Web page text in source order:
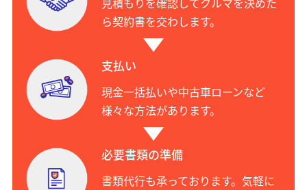
ら契約書を交わします。
支払い
現金一括払いや中古車ローンなど
様々な方法があります。
必要書類の準備
書類代行も承っております。気軽に